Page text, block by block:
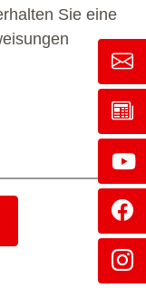
Sie eine